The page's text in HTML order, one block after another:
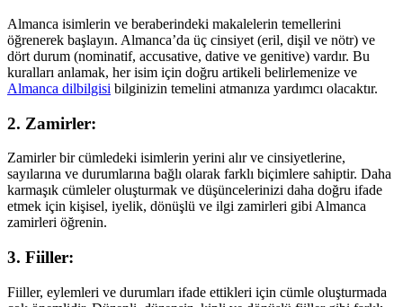
Almanca isimlerin ve beraberindeki makalelerin temellerini
öğrenerek başlayın. Almanca’da üç cinsiyet (eril, dişil ve nötr) ve
dört durum (nominatif, accusative, dative ve genitive) vardır. Bu
kuralları anlamak, her isim için doğru artikeli belirlemenize ve
Almanca dilbilgisi bilginizin temelini atmanıza yardımcı olacaktır.
2. Zamirler:
Zamirler bir cümledeki isimlerin yerini alır ve cinsiyetlerine,
sayılarına ve durumlarına bağlı olarak farklı biçimlere sahiptir. Daha
karmaşık cümleler oluşturmak ve düşüncelerinizi daha doğru ifade
etmek için kişisel, iyelik, dönüşlü ve ilgi zamirleri gibi Almanca
zamirleri öğrenin.
3. Fiiller:
Fiiller, eylemleri ve durumları ifade ettikleri için cümle oluşturmada